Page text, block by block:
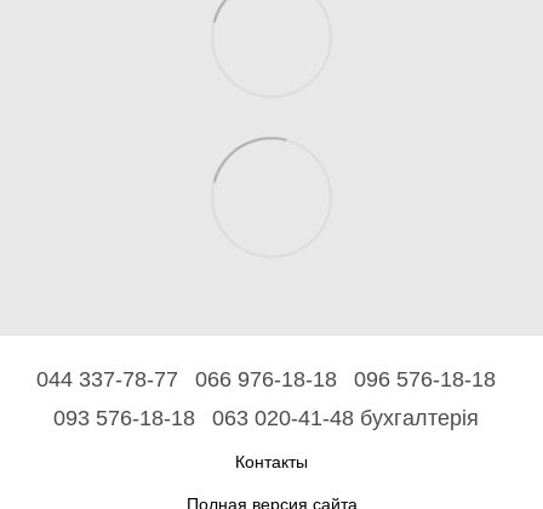
044 337-78-77 066 976-18-18
096 576-18-18
093 576-18-18
063 020-41-48 бухгалтерія
Контакты
Полная версия сайта